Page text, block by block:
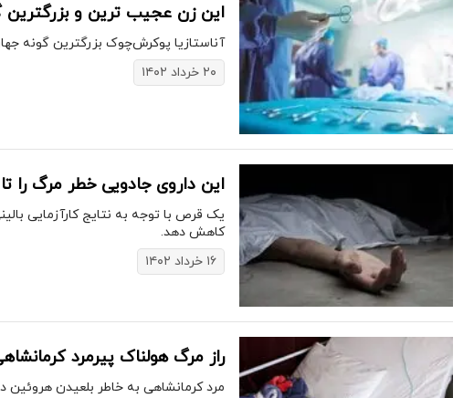
این زن عجیب ترین و
​آناستازیا پوکرش‌چوک بزرگترین گونه
۲۰ خرداد ۱۴۰۲
این داروی جادویی خطر مرگ را تا ۵۰ درصد کم می کند!
​یک قرص با توجه به نتایج کارآزمایی
کاهش دهد.
۱۶ خرداد ۱۴۰۲
راز مرگ هولناک پیرمرد
مرد کرمانشاهی به خاطر بلعیدن هروئین